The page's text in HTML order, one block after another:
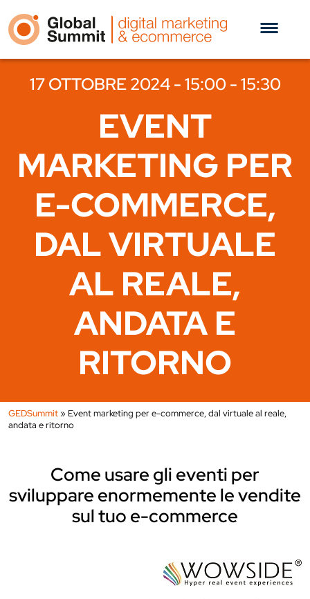
17 OTTOBRE 2024 - 15:00 - 15:30
EVENT
MARKETING PER
E-COMMERCE,
DAL VIRTUALE
AL REALE,
ANDATA E
RITORNO
GEDSummit» Event marketing per e-commerce, dal virtuale al reale,
andata e ritorno
Come usare gli eventi per
sviluppare enormemente le vendite
sul tuo e-commerce